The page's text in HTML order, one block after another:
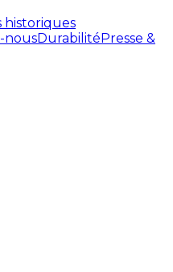
historiques
nousDurabilitéPresse &